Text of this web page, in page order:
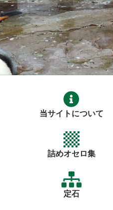
当サイトについて
詰めオセロ集
定石